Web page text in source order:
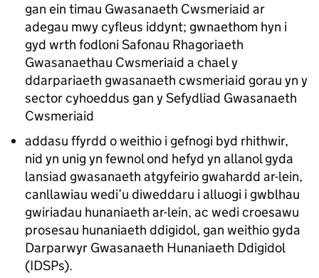
gan ein timau Gwasanaeth Cwsmeriaid ar
adegau mwy cyfleus iddynt; gwnaethom hyn i
gyd wrth fodloni Safonau Rhagoriaeth
Gwasanaethau Cwsmeriaid a chael y
ddarpariaeth gwasanaeth cwsmeriaid gorau yn y
sector cyhoeddus gan y Sefydliad Gwasanaeth
Cwsmeriaid
addasu ffyrdd o weithio i gefnogi byd rhithwir,
nid yn unig yn fewnol ond hefyd yn allanol gyda
lansiad gwasanaeth atgyfeirio gwahardd ar-lein,
canllawiau wedi’u diweddaru i alluogi i gwblhau
gwiriadau hunaniaeth ar-lein, ac wedi croesawu
prosesau hunaniaeth ddigidol, gan weithio gyda
Darparwyr Gwasanaeth Hunaniaeth Ddigidol
(IDSPs).